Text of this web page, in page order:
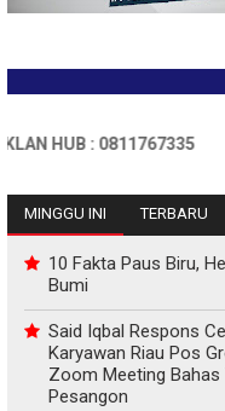
: 0811767335
MINGGU INI TERBARU
10 Fakta Paus Biru,
Bumi
Said Iqbal Respons
Karyawan Riau Pos
Zoom Meeting Bahas
Pesangon